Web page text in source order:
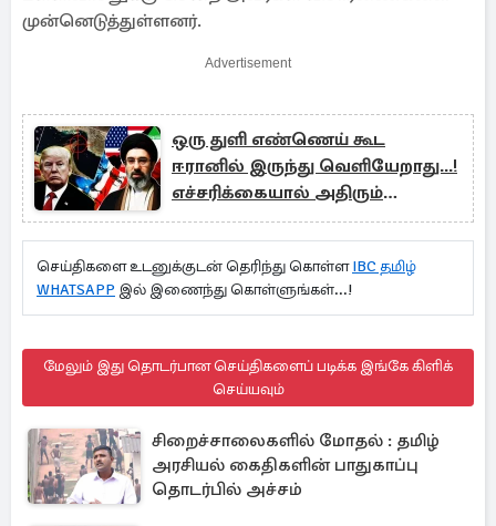
முன்னெடுத்துள்ளனர்.
Advertisement
ஒரு துளி எண்ணெய் கூட
ஈரானில் இருந்து வெளியேறாது...!
எச்சரிக்கையால் அதிரும்
சர்வதேசம்
செய்திகளை உடனுக்குடன் தெரிந்து கொள்ளIBC தமிழ்
WHATSAPP இல் இணைந்து கொள்ளுங்கள்...!
மேலும் இது தொடர்பான செய்திகளைப் படிக்க இங்கே கிளிக்
செய்யவும்
சிறைச்சாலைகளில் மோதல் : தமிழ்
அரசியல் கைதிகளின் பாதுகாப்பு
தொடர்பில் அச்சம்